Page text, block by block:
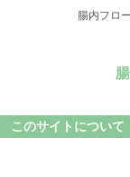
腸内フロ
このサイトについて